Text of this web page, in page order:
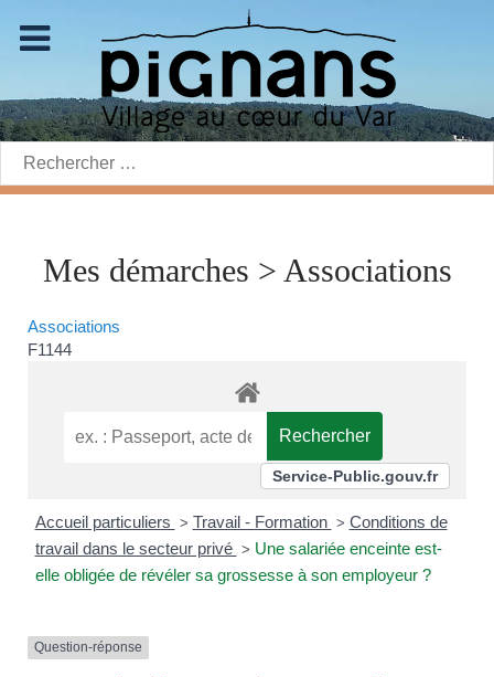
Rechercher:
Mes démarches > Associations
Associations
F1144
Service-Public.gouv.fr
Accueil particuliers > Travail - Formation > Conditions de
travail dans le secteur privé > Une salariée enceinte est-
elle obligée de révéler sa grossesse à son employeur ?
Question-réponse